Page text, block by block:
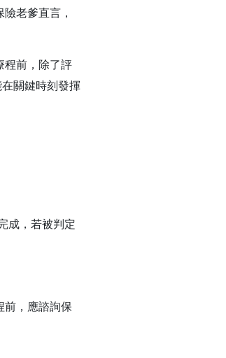
老爹直言，
程前，除了評
關鍵時刻發揮
成，若被判定
前，應諮詢保